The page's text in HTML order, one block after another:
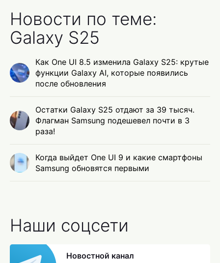
Новости по теме:
Galaxy S25
Как One UI 8.5 изменила Galaxy S25: крутые
функции Galaxy AI, которые появились
после обновления
Остатки Galaxy S25 отдают за 39 тысяч.
Флагман Samsung подешевел почти в 3
раза!
Когда выйдет One UI 9 и какие смартфоны
Samsung обновятся первыми
Наши соцсети
Новостной канал